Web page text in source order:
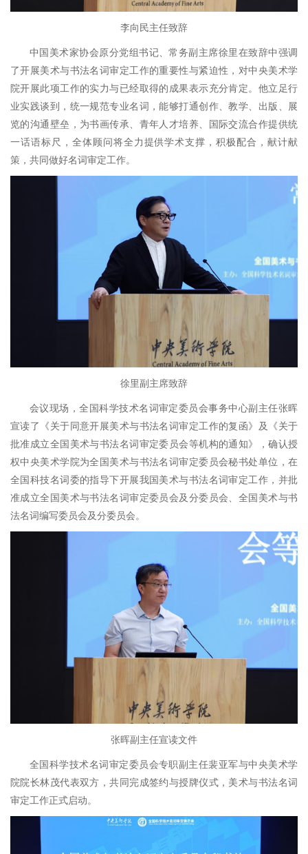
李向民主任致辞
中国美术家协会原分党组书记、常务副主席徐里在致辞中强调
了开展美术与书法名词审定工作的重要性与紧迫性，对中央美术学
院开展此项工作的实力与已经取得的成果表示充分肯定。他立足行
业实践谈到，统一规范专业名词，能够打通创作、教学、出版、展
览的沟通壁垒，为书画传承、青年人才培养、国际交流合作提供统
一话语标尺，全体顾问将全力提供学术支撑，积极配合，献计献
策，共同做好名词审定工作。
徐里副主席致辞
会议现场，全国科学技术名词审定委员会事务中心副主任张晖
宣读了《关于同意开展美术与书法名词审定工作的复函》及《关于
批准成立全国美术与书法名词审定委员会等机构的通知》，确认授
权中央美术学院为全国美术与书法名词审定委员会秘书处单位，在
全国科技名词委的指导下开展我国美术与书法名词审定工作，并批
准成立全国美术与书法名词审定委员会及分委员会、全国美术与书
法名词编写委员会及分委员会。
张晖副主任宣读文件
全国科学技术名词审定委员会专职副主任裴亚军与中央美术学
院院长林茂代表双方，共同完成签约与授牌仪式，美术与书法名词
审定工作正式启动。